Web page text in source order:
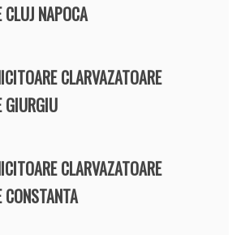
NAPOCA
CLARVAZATOARE
GIURGIU
CLARVAZATOARE